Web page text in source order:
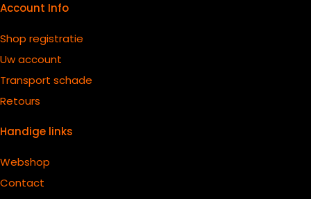
Account Info
Shop registratie
Uw account
Transport schade
Retours
Handige links
Webshop
Contact